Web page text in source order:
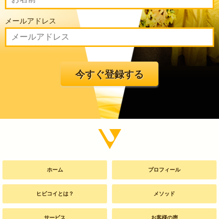
メールアドレス
ホーム プロフィール
ヒビコイとは？ メソッド
サービス お客様の声